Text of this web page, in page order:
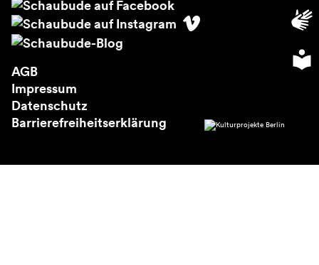
AGB
Impressum
Datenschutz
Barrierefreiheitserklärung